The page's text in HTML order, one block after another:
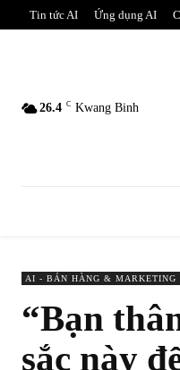
Tin tức AI Ứng dụng AI
26.4 C Kwang Binh
AI - BÁN HÀNG & MARKETING
“Bạn
sắc này